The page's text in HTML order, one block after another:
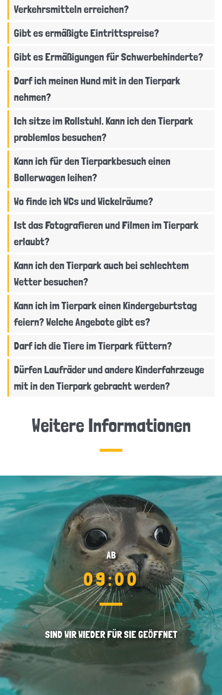
Verkehrsmitteln erreichen?
Gibt es ermäßigte Eintrittspreise?
Gibt es Ermäßigungen für Schwerbehinderte?
Darf ich meinen Hund mit in den Tierpark
nehmen?
Ich sitze im Rollstuhl. Kann ich den Tierpark
problemlos besuchen?
Kann ich für den Tierparkbesuch einen
Bollerwagen leihen?
Wo finde ich WCs und Wickelräume?
Ist das Fotografieren und Filmen im Tierpark
erlaubt?
Kann ich den Tierpark auch bei schlechtem
Wetter besuchen?
Kann ich im Tierpark einen Kindergeburtstag
feiern? Welche Angebote gibt es?
Darf ich die Tiere im Tierpark füttern?
Dürfen Laufräder und andere Kinderfahrzeuge
mit in den Tierpark gebracht werden?
Weitere Informationen
AB
09:00
SIND WIR WIEDER FÜR SIE GEÖFFNET